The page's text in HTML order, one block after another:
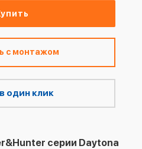
с монтажом
один клик
серии Daytona